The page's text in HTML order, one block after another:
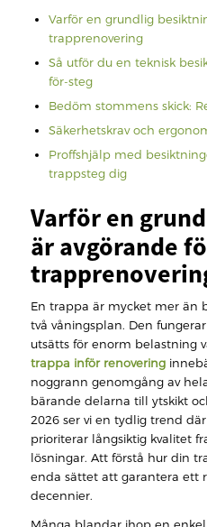
Varför en grundlig
trapprenovering
Så utför du en teknisk
för-steg
Bedöm stommens skick:
Säkerhetskrav och
Proffshjälp med
trappsteg dig
Varför en
är avgörande
En trappa är mycket mer än
två våningsplan. Den
utsätts för enorm belastning
trappa inför renovering
noggrann genomgång av
bärande delarna till ytskikt
2026 ser vi en tydlig trend
prioriterar långsiktig kvalitet
lösningar. Att förstå hur din
enda sättet att garantera ett
decennier.